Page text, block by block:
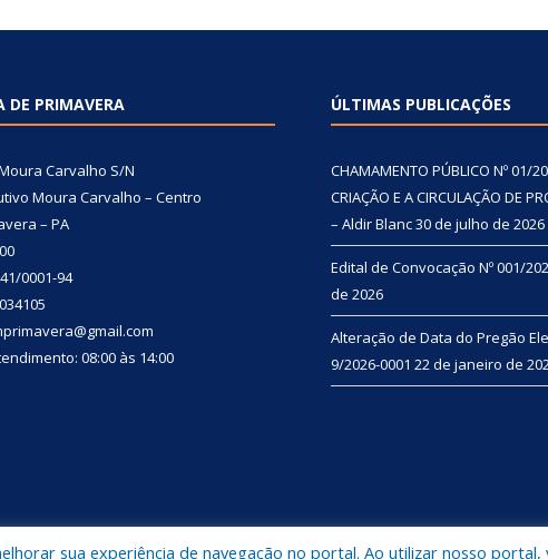
DE PRIMAVERA
Carvalho S/N
Moura Carvalho – Centro
– PA
0001-94
08:00 às 14:00
ÚLTIMAS PUBLICAÇÕES
CHAMAMENTO PÚBLICO Nº 01/
CRIAÇÃO E A CIRCULAÇÃO DE
– Aldir Blanc30 de julho de 2026
Edital de Convocação Nº 001/
de 2026
Alteração de Data do Pregão
9/2026-0001 22 de janeiro de
sua experiência de navegação no portal. Ao utilizar nosso